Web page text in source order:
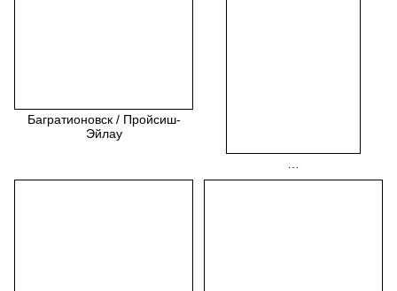
Багратионовск / Пройсиш-
Эйлау